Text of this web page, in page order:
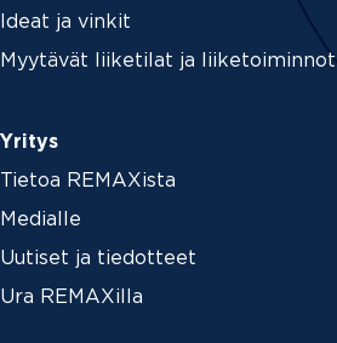
Ideat ja vinkit
Myytävät liiketilat ja liiketoiminnot
Yritys
Tietoa REMAXista
Medialle
Uutiset ja tiedotteet
Ura REMAXilla